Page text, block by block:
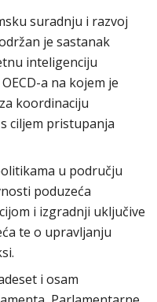
suradnju i razvoj
je sastanak
inteligenciju
a na kojem je
koordinaciju
ciljem pristupanja
u području
poduzeća
i izgradnji uključive
te o upravljanju
i osam